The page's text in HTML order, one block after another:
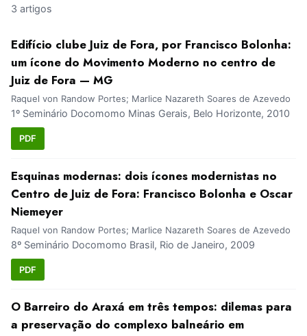
3 artigos
Edifício clube Juiz de Fora, por Francisco Bolonha:
um ícone do Movimento Moderno no centro de
Juiz de Fora — MG
Raquel von Randow Portes; Marlice Nazareth Soares de Azevedo
1º Seminário Docomomo Minas Gerais, Belo Horizonte, 2010
PDF
Esquinas modernas: dois ícones modernistas no
Centro de Juiz de Fora: Francisco Bolonha e Oscar
Niemeyer
Raquel von Randow Portes; Marlice Nazareth Soares de Azevedo
8º Seminário Docomomo Brasil, Rio de Janeiro, 2009
PDF
O Barreiro do Araxá em três tempos: dilemas para
a preservação do complexo balneário em